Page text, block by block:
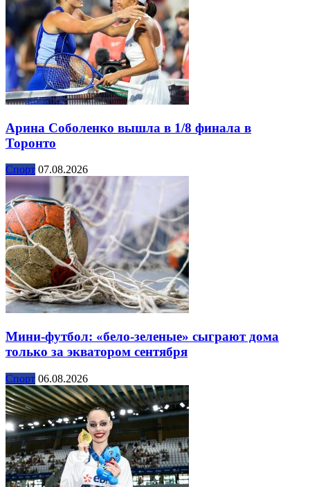
Арина Соболенко вышла в 1/8 финала в
Торонто
Спорт 07.08.2026
Мини-футбол: «бело-зеленые» сыграют дома
только за экватором сентября
Спорт 06.08.2026